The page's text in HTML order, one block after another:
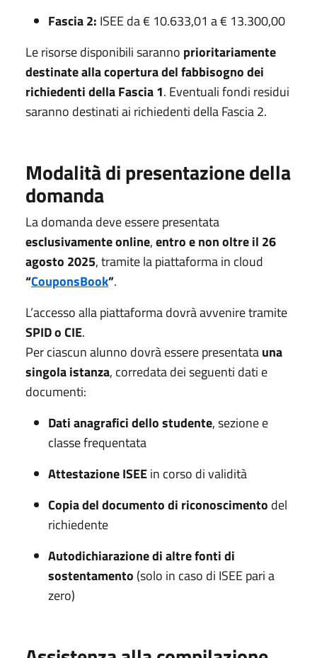
Fascia 2: ISEE da € 10.633,01 a € 13.300,00
Le risorse disponibili saranno prioritariamente
destinate alla copertura del fabbisogno dei
richiedenti della Fascia 1. Eventuali fondi residui
saranno destinati ai richiedenti della Fascia 2.
Modalità di presentazione della
domanda
La domanda deve essere presentata
esclusivamente online,entro e non oltre il 26
agosto 2025, tramite la piattaforma in cloud
“CouponsBook”.
L’accesso alla piattaforma dovrà avvenire tramite
SPID o CIE.
Per ciascun alunno dovrà essere presentatauna
singola istanza, corredata dei seguenti dati e
documenti:
Dati anagrafici dello studente, sezione e
classe frequentata
Attestazione ISEEin corso di validità
Copia del documento di riconoscimento del
richiedente
Autodichiarazione di altre fonti di
sostentamento (solo in caso di ISEE pari a
zero)